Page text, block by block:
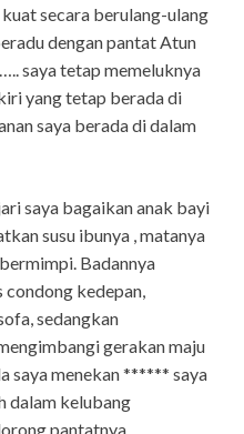
secara berulang-ulang
dengan pantat Atun
saya tetap memeluknya
yang tetap berada di
saya berada di dalam
saya bagaikan anak bayi
susu ibunya , matanya
Badannya
condong kedepan,
sedangkan
gerakan maju
saya menekan ****** saya
dalam kelubang
pantatnya